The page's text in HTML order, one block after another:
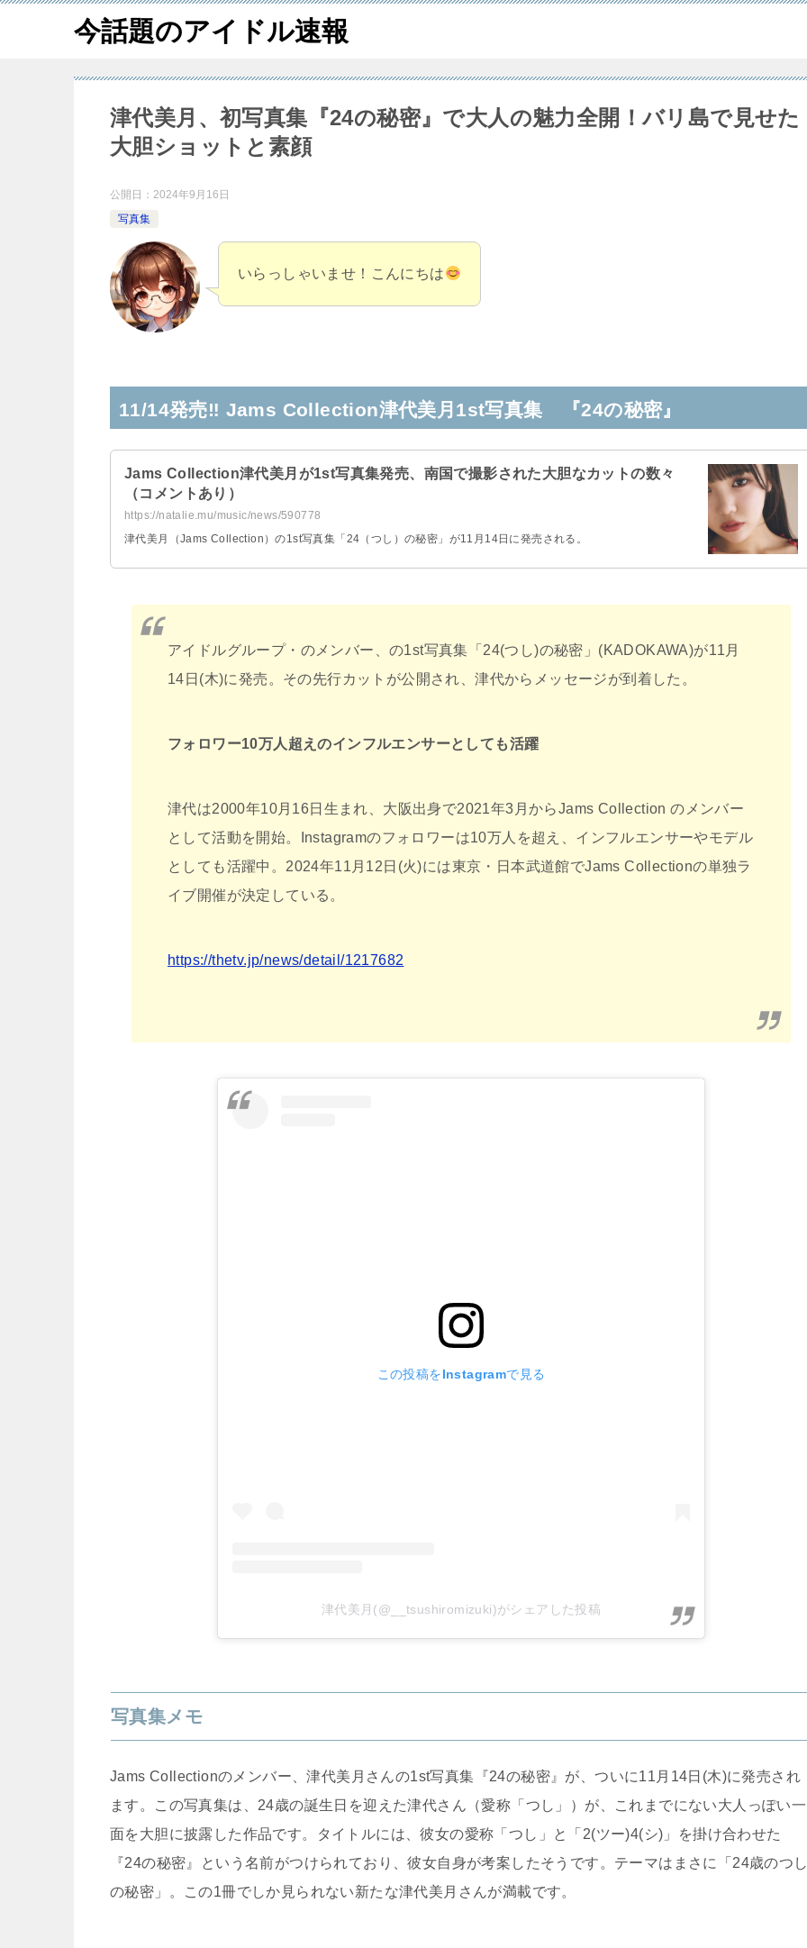
今話題のアイドル速報
津代美月、初写真集『24の秘密』で大人の魅力全開！バリ島で見せた
大胆ショットと素顔
公開日： 2024年9月16日
写真集
いらっしゃいませ！こんにちは
11/14発売‼ Jams Collection津代美月1st写真集 『24の秘密』
Jams Collection津代美月が1st写真集発売、南国で撮影された大胆なカットの数々
（コメントあり）
https://natalie.mu/music/news/590778
津代美月（Jams Collection）の1st写真集「24（つし）の秘密」が11月14日に発売される。
アイドルグループ・のメンバー、の1st写真集「24(つし)の秘密」(KADOKAWA)が11月
14日(木)に発売。その先行カットが公開され、津代からメッセージが到着した。
フォロワー10万人超えのインフルエンサーとしても活躍
津代は2000年10月16日生まれ、大阪出身で2021年3月からJams Collection のメンバー
として活動を開始。Instagramのフォロワーは10万人を超え、インフルエンサーやモデル
としても活躍中。2024年11月12日(火)には東京・日本武道館でJams Collectionの単独ラ
イブ開催が決定している。
https://thetv.jp/news/detail/1217682
この投稿をInstagramで見る
津代美月(@__tsushiromizuki)がシェアした投稿
写真集メモ
Jams Collectionのメンバー、津代美月さんの1st写真集『24の秘密』が、ついに11月14日(木)に発売され
ます。この写真集は、24歳の誕生日を迎えた津代さん（愛称「つし」）が、これまでにない大人っぽい一
面を大胆に披露した作品です。タイトルには、彼女の愛称「つし」と「2(ツー)4(シ)」を掛け合わせた
『24の秘密』という名前がつけられており、彼女自身が考案したそうです。テーマはまさに「24歳のつ
の秘密」。この1冊でしか見られない新たな津代美月さんが満載です。